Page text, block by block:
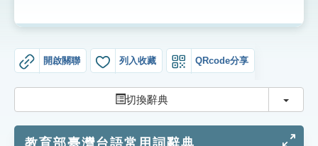
生字詞彙表
開啟關聯 列入收藏 QRcode分享
切換辭典 切換
教育部臺灣台語常用詞辭典